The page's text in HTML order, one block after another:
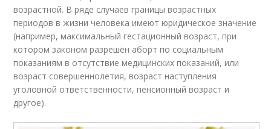
возрастной. В ряде случаев границы возрастных
периодов в жизни человека имеют юридическое значение
(например, максимальный гестационный возраст, при
котором законом разрешён аборт по социальным
показаниям в отсутствие медицинских показаний, или
возраст совершеннолетия, возраст наступления
уголовной ответственности, пенсионный возраст и
другое).